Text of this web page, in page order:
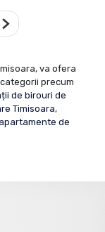
Pagina următoare
va ofera
precum
de birouri de
Timisoara,
de